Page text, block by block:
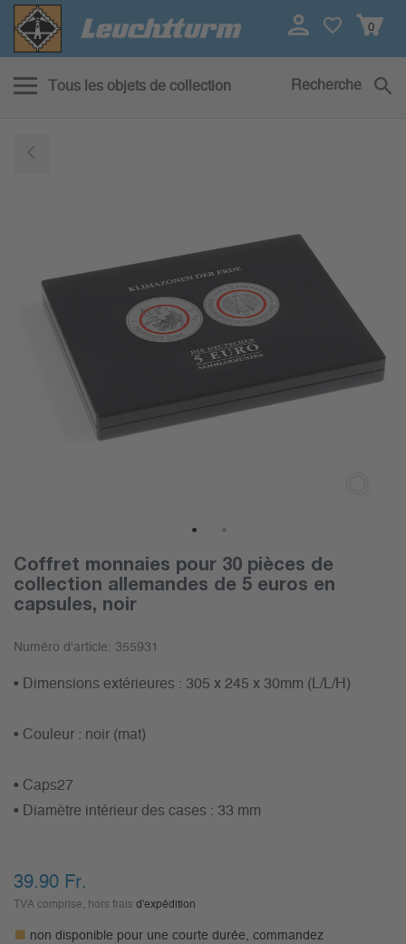
0
Tous les objets de collection Recherche
Coffret monnaies pour 30 pièces de
collection allemandes de 5 euros en
capsules, noir
Numéro d'article: 355931
• Dimensions extérieures : 305 x 245 x 30mm (L/L/H)
• Couleur : noir (mat)
• Caps27
• Diamètre intérieur des cases : 33 mm
39.90 Fr.
TVA comprise, hors frais d'expédition
non disponible pour une courte durée, commandez